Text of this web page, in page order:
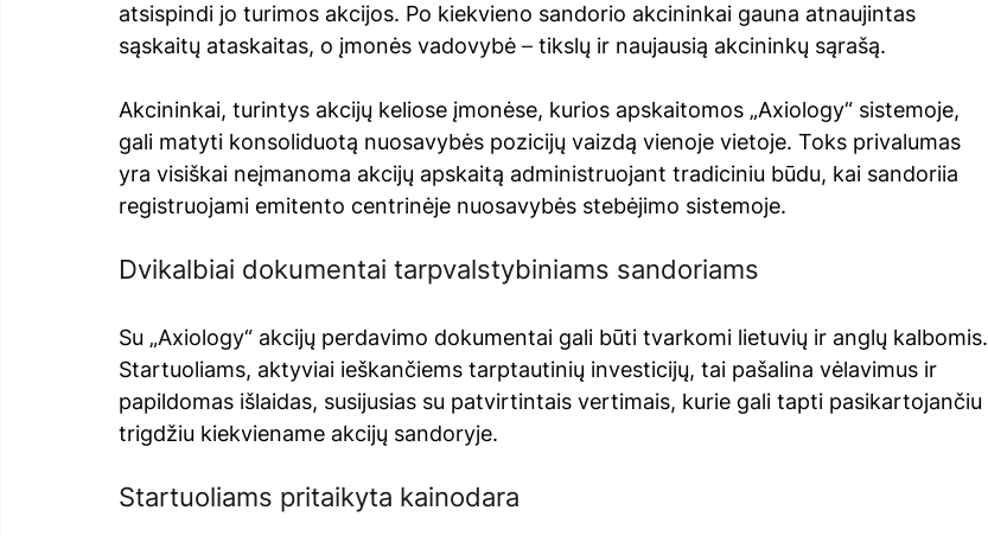
atsispindi jo turimos akcijos. Po kiekvieno sandorio akcininkai gauna atnaujintas
sąskaitų ataskaitas, o įmonės vadovybė – tikslų ir naujausią akcininkų sąrašą.
Akcininkai, turintys akcijų keliose įmonėse, kurios apskaitomos „Axiology“ sistemoje,
gali matyti konsoliduotą nuosavybės pozicijų vaizdą vienoje vietoje. Toks privalumas
yra visiškai neįmanoma akcijų apskaitą administruojant tradiciniu būdu, kai sandoriia
registruojami emitento centrinėje nuosavybės stebėjimo sistemoje.
Dvikalbiai dokumentai tarpvalstybiniams sandoriams
Su „Axiology“ akcijų perdavimo dokumentai gali būti tvarkomi lietuvių ir anglų kalbomis.
Startuoliams, aktyviai ieškančiems tarptautinių investicijų, tai pašalina vėlavimus ir
papildomas išlaidas, susijusias su patvirtintais vertimais, kurie gali tapti pasikartojančiu
trigdžiu kiekviename akcijų sandoryje.
Startuoliams pritaikyta kainodara